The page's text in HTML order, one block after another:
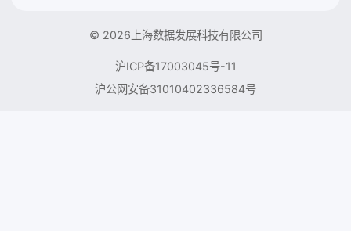
© 2026上海数据发展科技有限公司
沪ICP备17003045号-11
沪公网安备31010402336584号